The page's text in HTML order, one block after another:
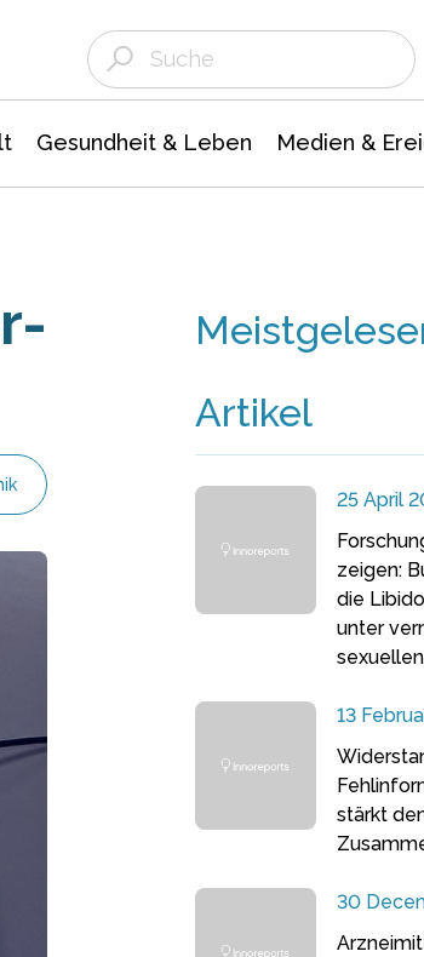
Gesundheit & Leben Medien &
Artikel
25 April
zeigen:
die
unter
13
stärkt
30